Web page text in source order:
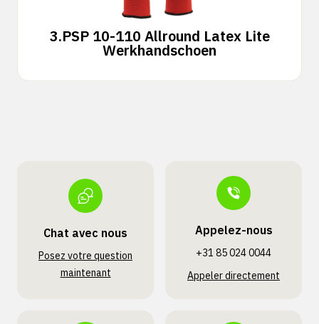
3.PSP 10-110 Allround Latex Lite
Werkhandschoen
Chat avec nous
Posez votre question
maintenant
Appelez-nous
+31 85 024 0044
Appeler directement